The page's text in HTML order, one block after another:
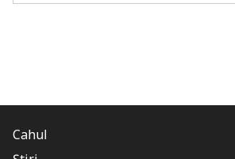
Cahul